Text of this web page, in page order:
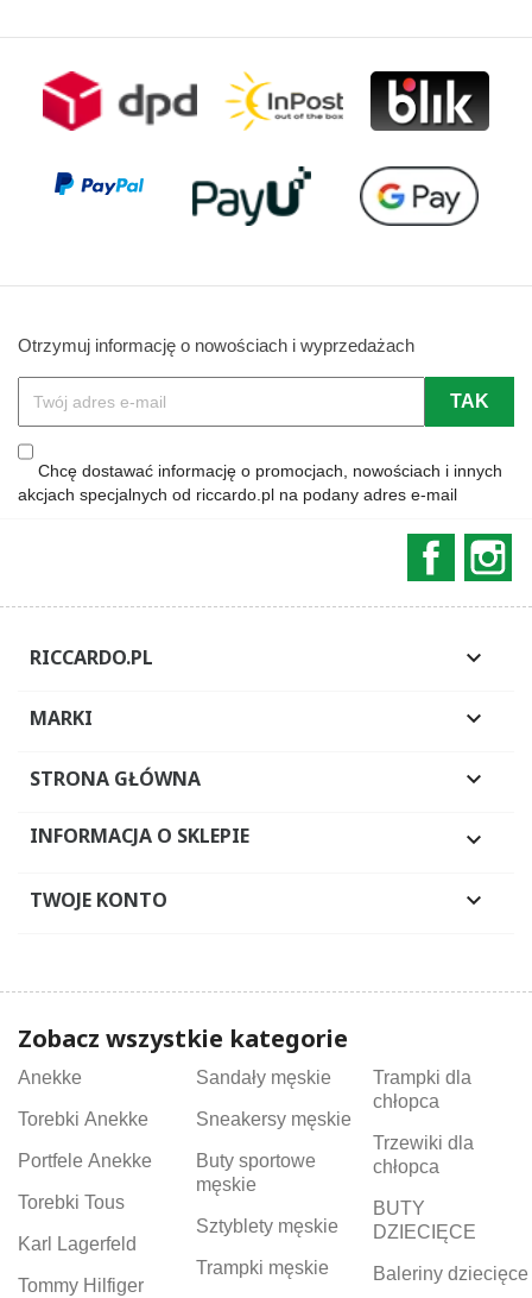
Otrzymuj informację o nowościach i wyprzedażach
Chcę dostawać informację o promocjach, nowościach i innych
akcjach specjalnych od riccardo.pl na podany adres e-mail
RICCARDO.PL 
MARKI 
STRONA GŁÓWNA 
INFORMACJA O SKLEPIE 
TWOJE KONTO 
Zobacz wszystkie kategorie
Anekke
Torebki Anekke
Portfele Anekke
Torebki Tous
Karl Lagerfeld
Tommy Hilfiger
Sandały męskie
Sneakersy męskie
Buty sportowe
męskie
Sztyblety męskie
Trampki męskie
Trampki dla
chłopca
Trzewiki dla
chłopca
BUTY
DZIECIĘCE
Baleriny dziecięce